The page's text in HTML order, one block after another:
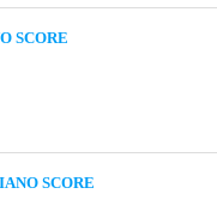
SCORE
SCORE